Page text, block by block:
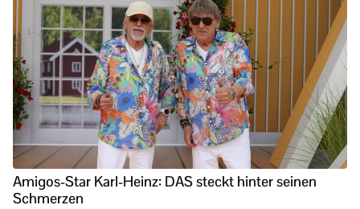
Amigos-Star Karl-Heinz: DAS steckt hinter seinen
Schmerzen